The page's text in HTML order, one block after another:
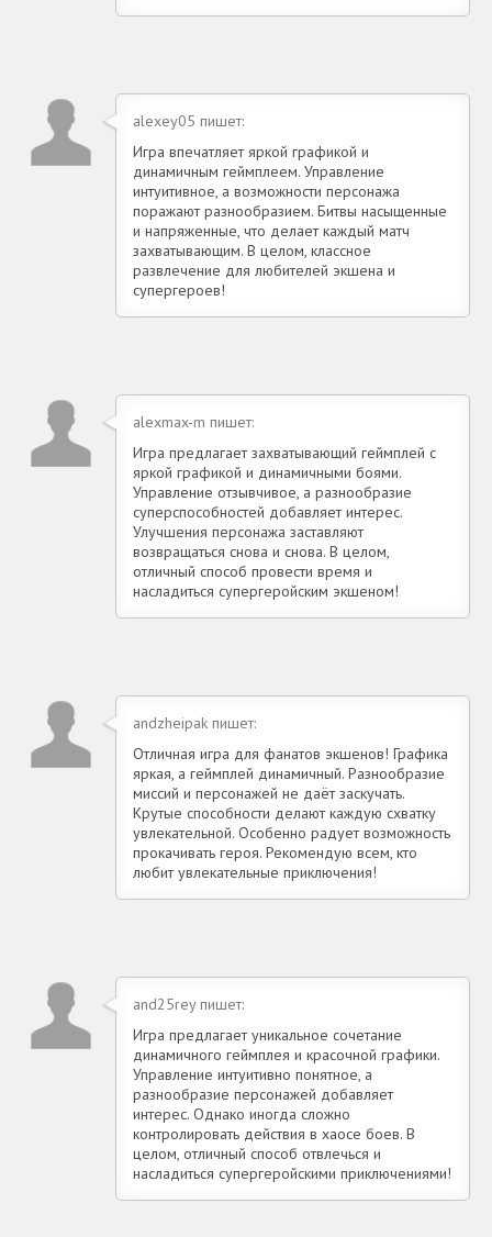
alexey05 пишет:
Игра впечатляет яркой графикой и
динамичным геймплеем. Управление
интуитивное, а возможности персонажа
поражают разнообразием. Битвы насыщенные
и напряженные, что делает каждый матч
захватывающим. В целом, классное
развлечение для любителей экшена и
супергероев!
alexmax-m пишет:
Игра предлагает захватывающий геймплей с
яркой графикой и динамичными боями.
Управление отзывчивое, а разнообразие
суперспособностей добавляет интерес.
Улучшения персонажа заставляют
возвращаться снова и снова. В целом,
отличный способ провести время и
насладиться супергеройским экшеном!
andzheipak пишет:
Отличная игра для фанатов экшенов! Графика
яркая, а геймплей динамичный. Разнообразие
миссий и персонажей не даёт заскучать.
Крутые способности делают каждую схватку
увлекательной. Особенно радует возможность
прокачивать героя. Рекомендую всем, кто
любит увлекательные приключения!
and25rey пишет:
Игра предлагает уникальное сочетание
динамичного геймплея и красочной графики.
Управление интуитивно понятное, а
разнообразие персонажей добавляет
интерес. Однако иногда сложно
контролировать действия в хаосе боев. В
целом, отличный способ отвлечься и
насладиться супергеройскими приключениями!